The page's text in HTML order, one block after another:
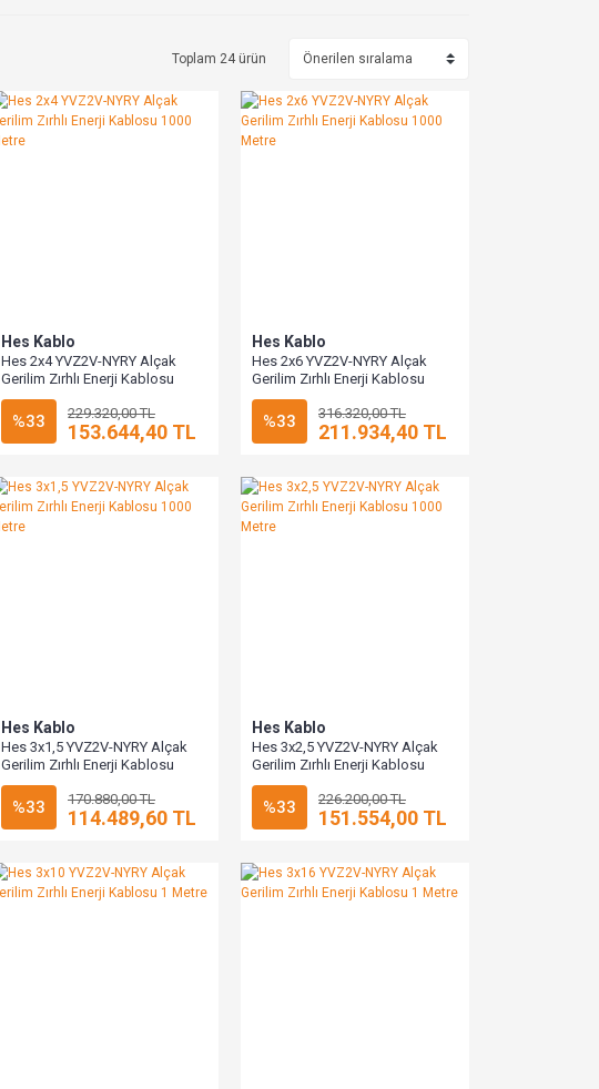
Toplam 24 ürün
Hes Kablo
Hes 2x4 YVZ2V-NYRY Alçak
Gerilim Zırhlı Enerji Kablosu
1000 Metre
%33 229.320,00 TL
153.644,40 TL
Hes Kablo
Hes 2x6 YVZ2V-NYRY Alçak
Gerilim Zırhlı Enerji Kablosu
1000 Metre
%33 316.320,00 TL
211.934,40 TL
Hes Kablo
Hes 3x1,5 YVZ2V-NYRY Alçak
Gerilim Zırhlı Enerji Kablosu
1000 Metre
%33 170.880,00 TL
114.489,60 TL
Hes Kablo
Hes 3x2,5 YVZ2V-NYRY Alçak
Gerilim Zırhlı Enerji Kablosu
1000 Metre
%33 226.200,00 TL
151.554,00 TL